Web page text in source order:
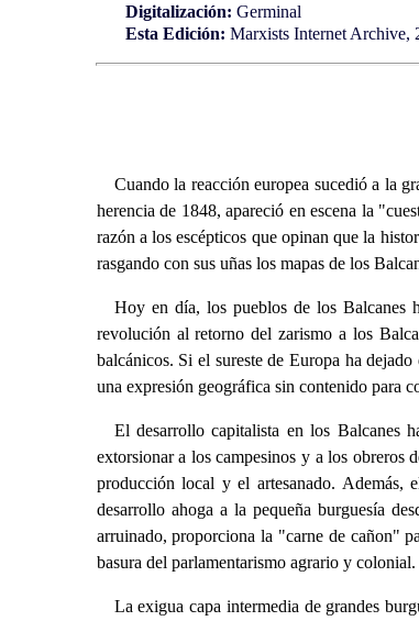
Digitalización: Germinal
Esta Edición: Marxists Internet Archive,
Cuando la reacción europea sucedió a la
herencia de 1848, apareció en escena la
razón a los escépticos que opinan que la
rasgando con sus uñas los mapas de los
Hoy en día, los pueblos de los Balcanes
revolución al retorno del zarismo a los
balcánicos. Si el sureste de Europa ha
una expresión geográfica sin contenido para
El desarrollo capitalista en los Balcanes
extorsionar a los campesinos y a los obreros
producción local y el artesanado. Además,
desarrollo ahoga a la pequeña burguesía
arruinado, proporciona la "carne de cañon"
basura del parlamentarismo agrario y colonial.
La exigua capa intermedia de grandes